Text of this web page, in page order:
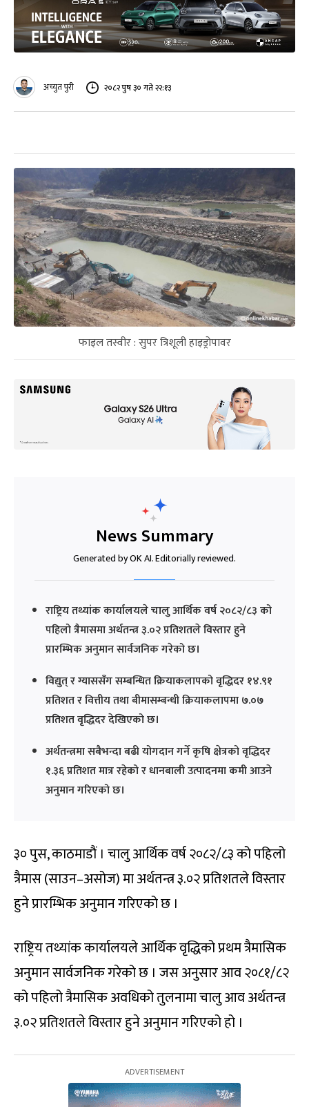
अच्युत पुरी २०८२ पुष ३० गते २२:१३
फाइल तस्वीर : सुपर त्रिशूली हाइड्रोपावर
News Summary
Generated by OK AI. Editorially reviewed.
राष्ट्रिय तथ्यांक कार्यालयले चालु आर्थिक वर्ष २०८२/८३ को
पहिलो त्रैमासमा अर्थतन्त्र ३.०२ प्रतिशतले विस्तार हुने
प्रारम्भिक अनुमान सार्वजनिक गरेको छ।
विद्युत् र ग्याससँग सम्बन्धित क्रियाकलापको वृद्धिदर १४.९१
प्रतिशत र वित्तीय तथा बीमासम्बन्धी क्रियाकलापमा ७.०७
प्रतिशत वृद्धिदर देखिएको छ।
अर्थतन्त्रमा सबैभन्दा बढी योगदान गर्ने कृषि क्षेत्रको वृद्धिदर
१.३६ प्रतिशत मात्र रहेको र धानबाली उत्पादनमा कमी आउने
अनुमान गरिएको छ।
३० पुस, काठमाडौं । चालु आर्थिक वर्ष २०८२/८३ को पहिलो
त्रैमास (साउन–असोज) मा अर्थतन्त्र ३.०२ प्रतिशतले विस्तार
हुने प्रारम्भिक अनुमान गरिएको छ ।
राष्ट्रिय तथ्यांक कार्यालयले आर्थिक वृद्धिको प्रथम त्रैमासिक
अनुमान सार्वजनिक गरेको छ । जस अनुसार आव २०८१/८२
को पहिलो त्रैमासिक अवधिको तुलनामा चालु आव अर्थतन्त्र
३.०२ प्रतिशतले विस्तार हुने अनुमान गरिएको हो ।